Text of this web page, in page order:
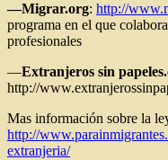
—Migrar.org: http://
programa en el que
profesionales
—Extranjeros sin
http://
Mas información sobre la
http://
extranjeria/